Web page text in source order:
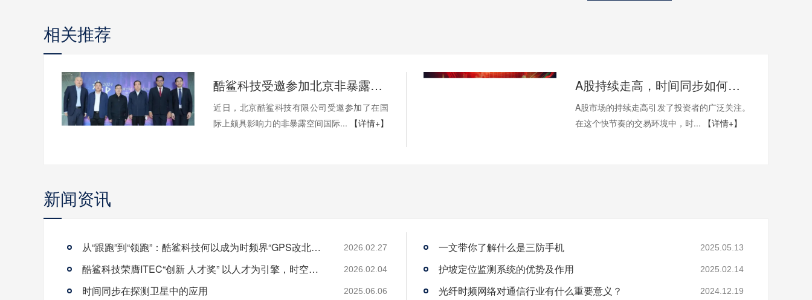
相关推荐
酷鲨科技受邀参加北京非暴露空间国际论坛“北斗+”专项论坛
近日，北京酷鲨科技有限公司受邀参加了在国
际上颇具影响力的非暴露空间国际...
【详情+】
A股持续走高，时间同步如何助力股票交易
A股市场的持续走高引发了投资者的广泛关注。
在这个快节奏的交易环境中，时...
【详情+】
新闻资讯
从“跟跑”到“领跑”：酷鲨科技何以成为时频界“GPS改北斗”市场的头号黑马 2026.02.27
酷鲨科技荣膺ITEC“创新 人才奖” 以人才为引擎，时空为基石，驱动智能未来 2026.02.04
时间同步在探测卫星中的应用 2025.06.06
一文带你了解什么是三防手机 2025.05.13
护坡定位监测系统的优势及作用 2025.02.14
光纤时频网络对通信行业有什么重要意义？ 2024.12.19